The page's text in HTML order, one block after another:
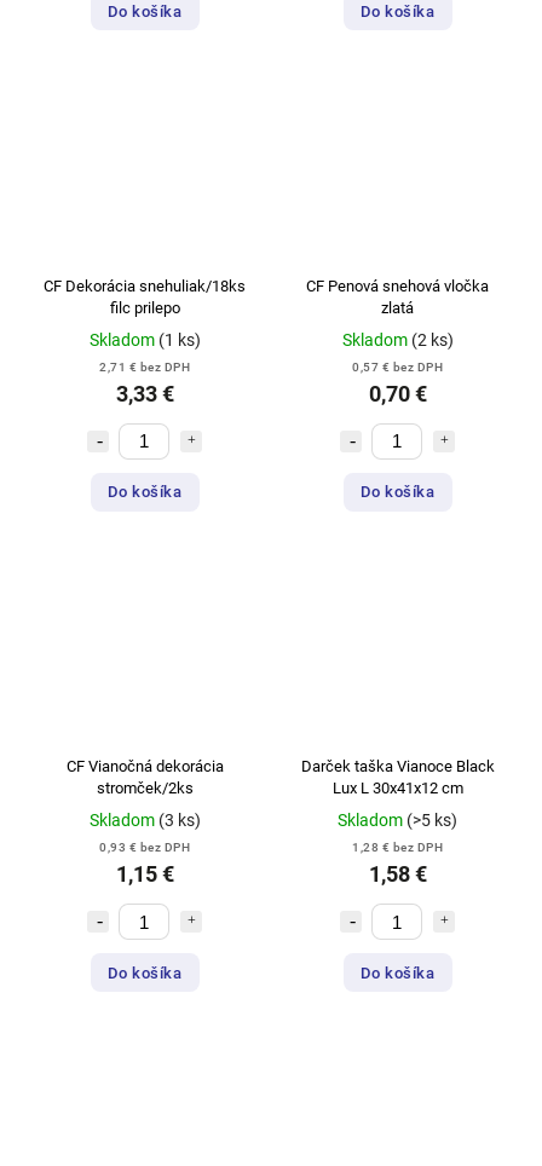
Do košíka Do košíka
CF Dekorácia snehuliak/18ks
filc prilepo
Skladom (1 ks)
2,71 € bez DPH
3,33 €
Do košíka
CF Penová snehová vločka
zlatá
Skladom (2 ks)
0,57 € bez DPH
0,70 €
Do košíka
CF Vianočná dekorácia
stromček/2ks
Skladom (3 ks)
0,93 € bez DPH
1,15 €
Do košíka
Darček taška Vianoce Black
Lux L 30x41x12 cm
Skladom (>5 ks)
1,28 € bez DPH
1,58 €
Do košíka